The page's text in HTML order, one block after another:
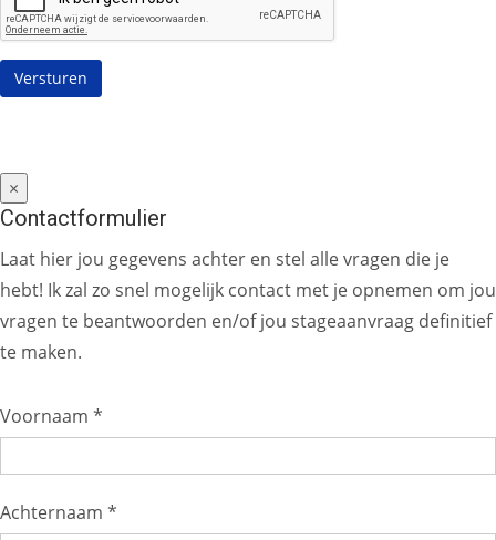
×
Contactformulier
Laat hier jou gegevens achter en stel alle vragen die je
hebt! Ik zal zo snel mogelijk contact met je opnemen om jou
vragen te beantwoorden en/of jou stageaanvraag definitief
te maken.
Voornaam *
Achternaam *